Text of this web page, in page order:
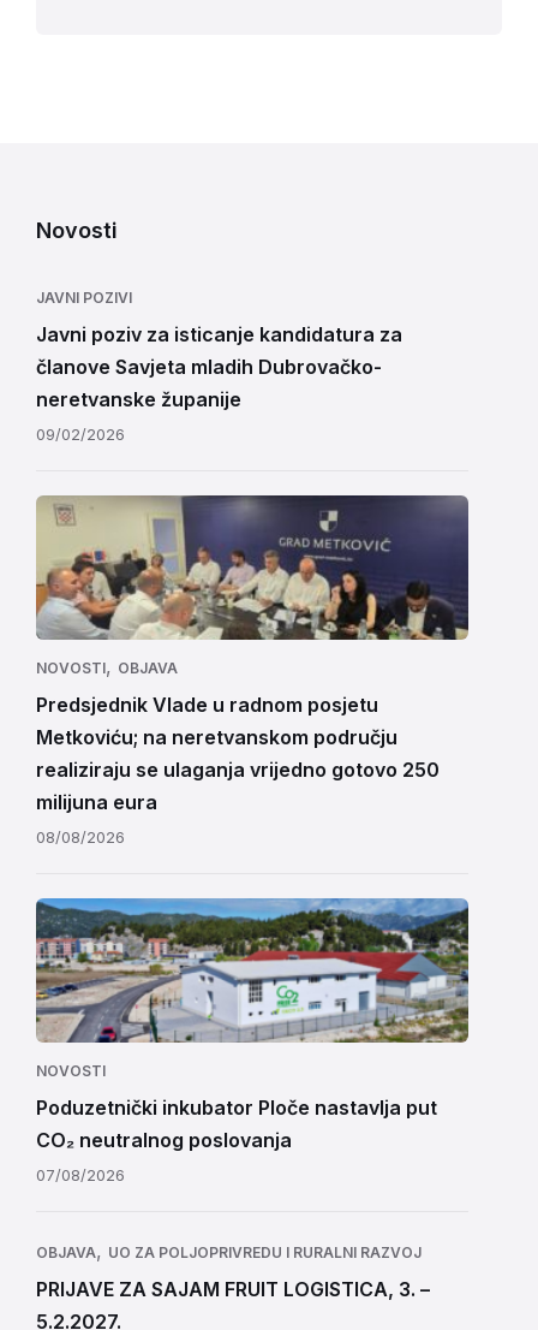
Novosti
JAVNI POZIVI
Javni poziv za isticanje kandidatura za
članove Savjeta mladih Dubrovačko-
neretvanske županije
09/02/2026
NOVOSTI, OBJAVA
Predsjednik Vlade u radnom posjetu
Metkoviću; na neretvanskom području
realiziraju se ulaganja vrijedno gotovo 250
milijuna eura
08/08/2026
NOVOSTI
Poduzetnički inkubator Ploče nastavlja put
CO₂ neutralnog poslovanja
07/08/2026
OBJAVA, UO ZA POLJOPRIVREDU I RURALNI RAZVOJ
PRIJAVE ZA SAJAM FRUIT LOGISTICA, 3. –
5.2.2027.